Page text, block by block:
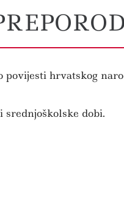
hrvatskog
srednjoškolske dobi.